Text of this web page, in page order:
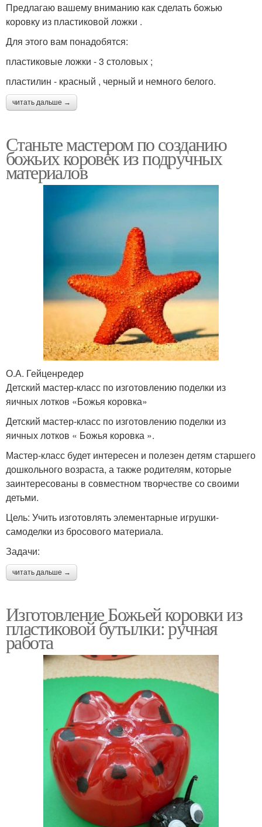
Предлагаю вашему вниманию как сделать божью
коровку из пластиковой ложки .
Для этого вам понадобятся:
пластиковые ложки - 3 столовых ;
пластилин - красный , черный и немного белого.
читать дальше →
Станьте мастером по созданию
божьих коровек из подручных
материалов
О.А. Гейценредер
Детский мастер-класс по изготовлению поделки из
яичных лотков «Божья коровка»
Детский мастер-класс по изготовлению поделки из
яичных лотков « Божья коровка ».
Мастер-класс будет интересен и полезен детям старшего
дошкольного возраста, а также родителям, которые
заинтересованы в совместном творчестве со своими
детьми.
Цель: Учить изготовлять элементарные игрушки-
самоделки из бросового материала.
Задачи:
читать дальше →
Изготовление Божьей коровки из
пластиковой бутылки: ручная
работа